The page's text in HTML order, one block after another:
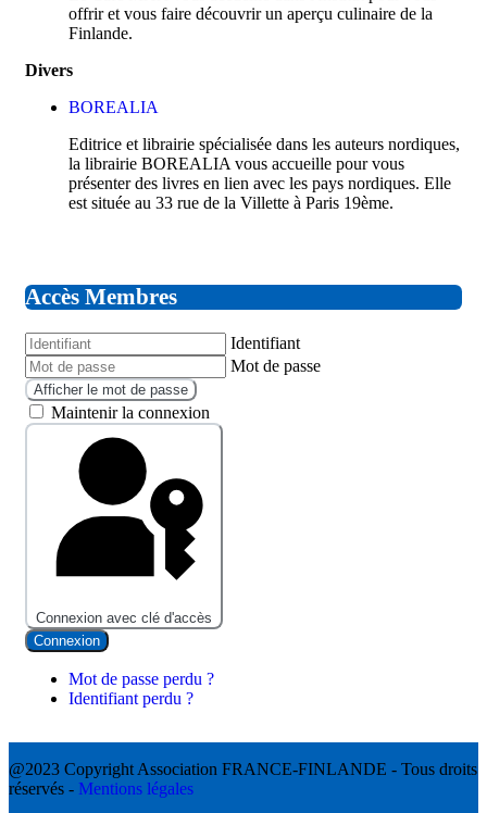
offrir et vous faire découvrir un aperçu culinaire de la
Finlande.
Divers
BOREALIA
Editrice et librairie spécialisée dans les auteurs nordiques,
la librairie BOREALIA vous accueille pour vous
présenter des livres en lien avec les pays nordiques. Elle
est située au 33 rue de la Villette à Paris 19ème.
Accès Membres
Identifiant
Mot de passe
Afficher le mot de passe
Maintenir la connexion
Connexion avec clé d'accès
Connexion
Mot de passe perdu ?
Identifiant perdu ?
@2023 Copyright Association FRANCE-FINLANDE - Tous droits
réservés - Mentions légales